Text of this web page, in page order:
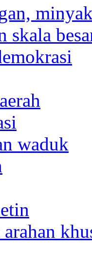
skala
waduk